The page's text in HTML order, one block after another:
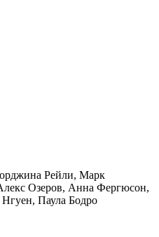
Рейли, Марк
Озеров, Анна Фергюсон,
Паула Бодро